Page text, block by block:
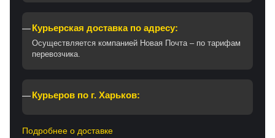
Курьерская доставка по адресу:
Осуществляется компанией Новая Почта – по тарифам
перевозчика.
Курьеров по г. Харьков:
Подробнее о доставке